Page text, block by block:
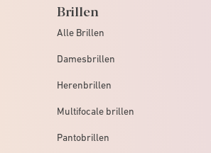
Brillen
Alle Brillen
Damesbrillen
Herenbrillen
Multifocale brillen
Pantobrillen